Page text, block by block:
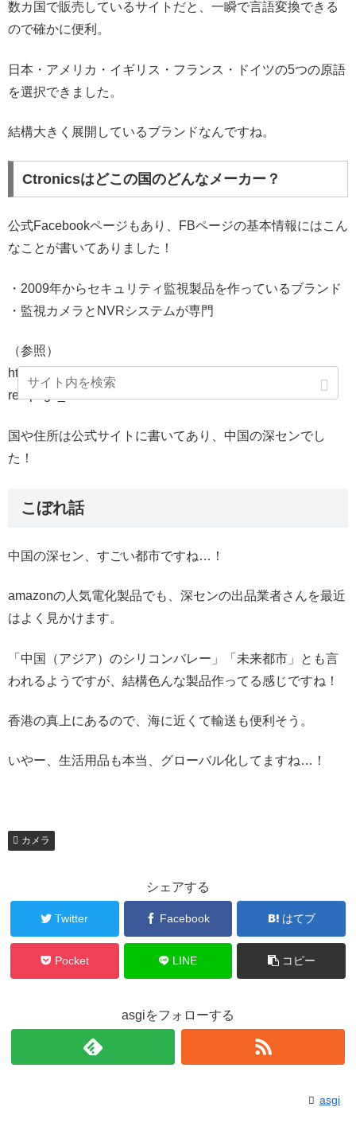
数カ国で販売しているサイトだと、一瞬で言語変換できる
ので確かに便利。
日本・アメリカ・イギリス・フランス・ドイツの5つの原語
を選択できました。
結構大きく展開しているブランドなんですね。
Ctronicsはどこの国のどんなメーカー？
公式Facebookページもあり、FBページの基本情報にはこん
なことが書いてありました！
・2009年からセキュリティ監視製品を作っているブランド
・監視カメラとNVRシステムが専門
（参照）
https://www.facebook.com/pg/ctronicstech/about/?
ref=page_internal
国や住所は公式サイトに書いてあり、中国の深センでし
た！
こぼれ話
中国の深セン、すごい都市ですね…！
amazonの人気電化製品でも、深センの出品業者さんを最近
はよく見かけます。
「中国（アジア）のシリコンバレー」「未来都市」とも言
われるようですが、結構色んな製品作ってる感じですね！
香港の真上にあるので、海に近くて輸送も便利そう。
いやー、生活用品も本当、グローバル化してますね…！
カメラ
シェアする
Twitter Facebook はてブ
Pocket LINE コピー
asgiをフォローする
asgi